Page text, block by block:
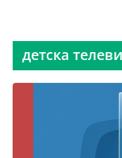
детска